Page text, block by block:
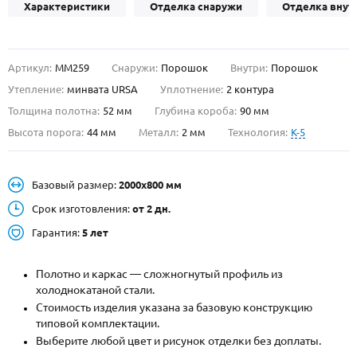
О НАС
Металлические двери от производителя с доставкой и установкой в
Москве и МО
НАЙТИ:
+7 (495) 411-44-41
INFO@META-M.RU
ЗАПРОСИТЬ РАСЧЕТ
Характеристики Отделка снаружи Отделка
Артикул: ММ259 Снаружи: Порошок Внутри: Порошок
Утепление: минвата URSA Уплотнение: 2 контура
Толщина полотна: 52 мм Глубина короба: 90 мм
Высота порога: 44 мм Металл: 2 мм Технология: K-5
Базовый размер: 2000х800 мм
Срок изготовления: от 2 дн.
Гарантия: 5 лет
Полотно и каркас — сложногнутый профиль из
холоднокатаной стали.
Стоимость изделия указана за базовую конструкцию
типовой комплектации.
Выберите любой цвет и рисунок отделки без доплаты.